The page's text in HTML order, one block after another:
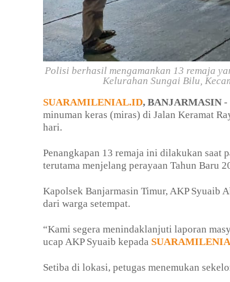
Polisi berhasil mengamankan 13 remaja
Kelurahan Sungai Bilu,
SUARAMILENIAL.ID, BANJARMASIN -
minuman keras (miras) di Jalan Keramat
hari.
Penangkapan 13 remaja ini dilakukan saat
terutama menjelang perayaan Tahun Baru
Kapolsek Banjarmasin Timur, AKP Syuaib
dari warga setempat.
“Kami segera menindaklanjuti laporan
ucap AKP Syuaib kepada
Setiba di lokasi, petugas menemukan